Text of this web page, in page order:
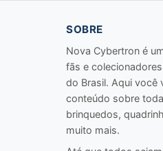
SOBRE
Nova Cybertron é
fãs e
do Brasil. Aqui você
conteúdo sobre
brinquedos,
muito mais.